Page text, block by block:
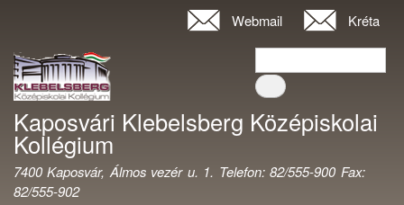
Ugrás
a
fiók
menüje
Webmail Kréta
Keresés
Kaposvári Klebelsberg Középiskolai
Kollégium
7400 Kaposvár, Álmos vezér u. 1. Telefon: 82/555-900 Fax:
82/555-902